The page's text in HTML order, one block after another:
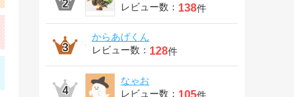
レビュー数： 138件
からあげくん
レビュー数： 128件
なゃお
レビュー数： 105件